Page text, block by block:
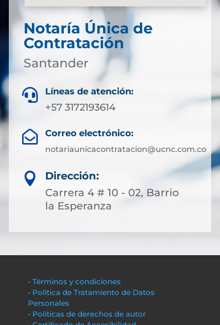
Notaría Única de
Contratación
Santander
 Líneas de atención:
+57 3172193614
 Correo electrónico:
notariaunicacontratacion@ucnc.com.co

Dirección:
Carrera 4 # 10 - 02, Barrio
la Esperanza
• Términos y condiciones
• Política de Tratamiento de Datos
Personales
• Políticas de derechos de autor